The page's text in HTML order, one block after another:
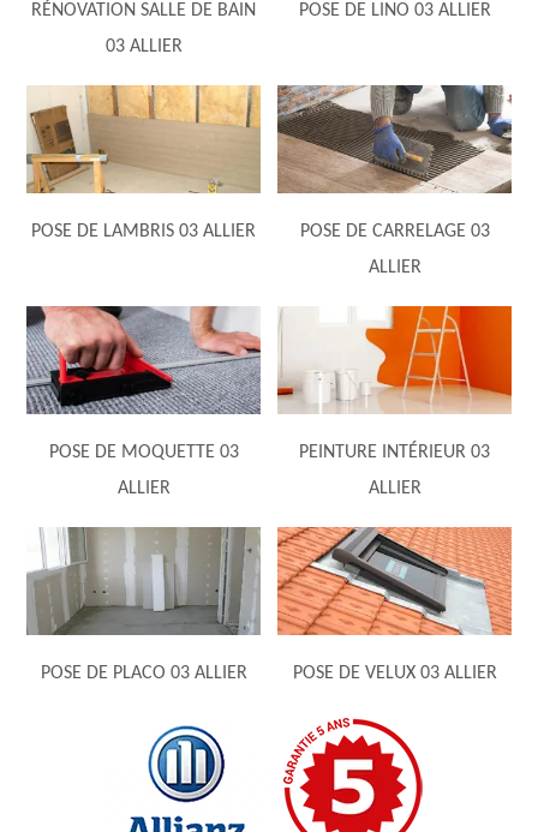
RÉNOVATION SALLE DE BAIN
03 ALLIER
POSE DE LINO 03 ALLIER
POSE DE LAMBRIS 03 ALLIER
POSE DE CARRELAGE 03
ALLIER
POSE DE MOQUETTE 03
ALLIER
PEINTURE INTÉRIEUR 03
ALLIER
POSE DE PLACO 03 ALLIER POSE DE VELUX 03 ALLIER